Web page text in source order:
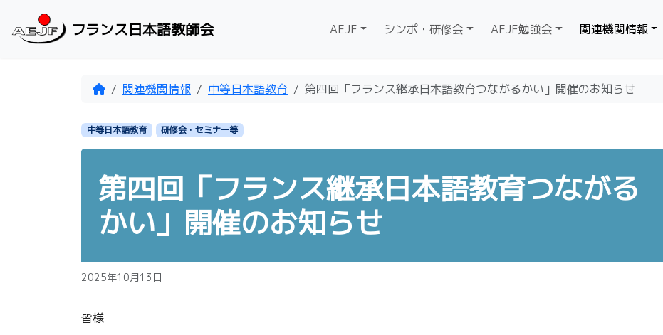
フランス日本語教師会 AEJF シンポ・研修会 AEJF勉強会 関連機関情報
Home関連機関情報 中等日本語教育 第四回「フランス継承日本語教育つながるかい」開催のお知らせ
中等日本語教育 研修会・セミナー等
第四回「フランス継承日本語教育つながる
かい」開催のお知らせ
2025年10月13日
皆様